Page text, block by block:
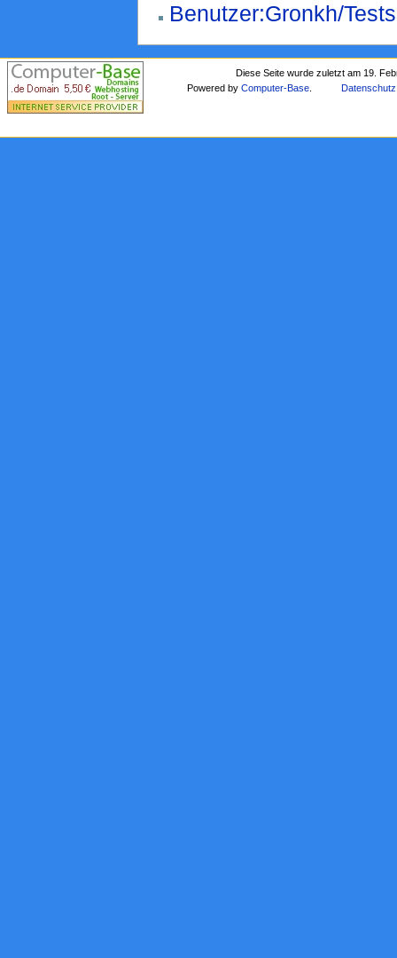
Benutzer:Gronkh/
Diese Seite wurde zuletzt am 19.
Powered byComputer-Base Datenschutz